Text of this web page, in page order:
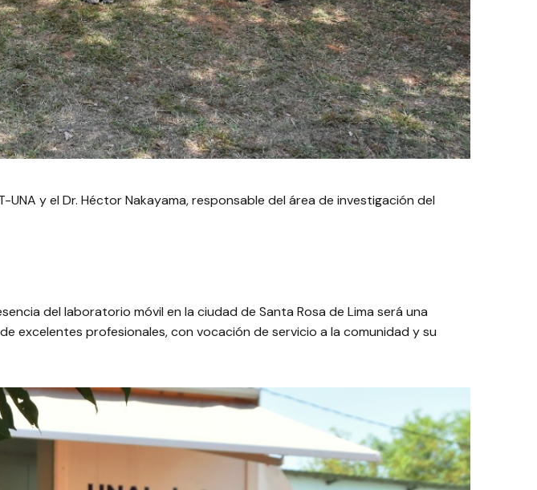
y el Dr. Héctor Nakayama, responsable del área de investigación del
del laboratorio móvil en la ciudad de Santa Rosa de Lima será una
excelentes profesionales, con vocación de servicio a la comunidad y su